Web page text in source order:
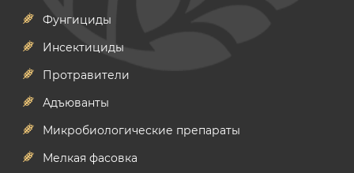
Фунгициды
Инсектициды
Протравители
Адъюванты
Микробиологические препараты
Мелкая фасовка